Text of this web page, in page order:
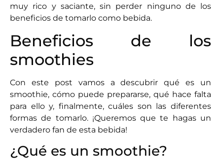
muy rico y saciante, sin perder ninguno de los
beneficios de tomarlo como bebida.
Beneficios de los
smoothies
Con este post vamos a descubrir qué es un
smoothie, cómo puede prepararse, qué hace falta
para ello y, finalmente, cuáles son las diferentes
formas de tomarlo. ¡Queremos que te hagas un
verdadero fan de esta bebida!
¿Qué es un smoothie?